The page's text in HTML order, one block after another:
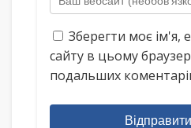
Зберегти моє ім'я,
сайту в цьому
подальших